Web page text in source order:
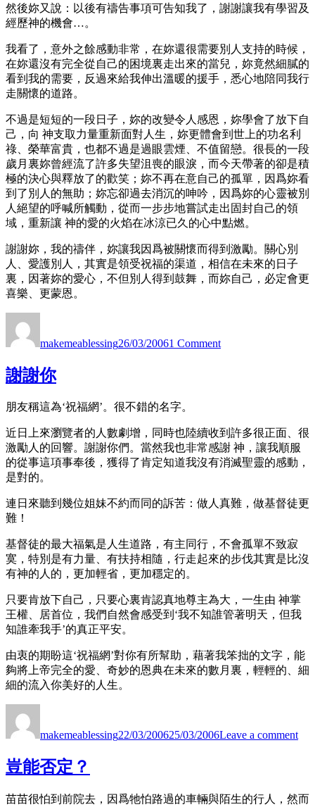
然後妳又說：以後有禱告事項可告知我了，謝謝讓我有學習及
經歷神的機會…。
我看了，意外之餘感動非常，在妳還很需要別人支持的時候，
在妳還沒有完全從自己的困境裏走出來的當兒，妳竟然細膩的
看到我的需要，反過來給我伸出溫暖的援手，悉心地陪同我行
走關懷的道路。
不過是短短的一段日子，妳的改變令人感恩，妳學會了放下自
己，向 神支取力量重新面對人生，妳更體會到世上的功名利
祿、榮華富貴，也都不過是過眼雲煙、不值留戀。很長的一段
歲月裏妳曾經流了許多失望沮喪的眼淚，而今天帶著的卻是積
極的決心與釋放了的歡笑；妳不再在意自己的孤單，因爲妳看
到了別人的無助；妳忘卻過去消沉的呻吟，因爲妳的心靈被別
人絕望的呼喊所觸動，從而一步步地嘗試走出固封自己的領
域，重新讓 神的愛的火焰在冰涼已久的心中點燃。
謝謝妳，我的禱伴，妳讓我因爲被關懷而得到激勵。關心別
人、愛護別人，其實是領受祝福的渠道，相信在未來的日子
裏，因著妳的愛心，不但別人得到鼓舞，而妳自己，必定會更
喜樂、更蒙恩。
makemeablessing26/03/20061 Comment伴
謝謝你
朋友稱這為‘祝福網’。很不錯的名字。
近日上來瀏覽者的人數劇增，同時也陸續收到許多很正面、很
激勵人的回響。謝謝你們。當然我也非常感謝 神，讓我順服
的從事這項事奉後，獲得了肯定知道我沒有消滅聖靈的感動，
是對的。
連日來聽到幾位姐妹不約而同的訴苦：做人真難，做基督徒更
難！
基督徒的最大福氣是人生道路，有主同行，不會孤單不致寂
寞，特別是有力量、有扶持相隨，行走起來的步伐其實是比沒
有神的人的，更加輕省，更加穩定的。
只要肯放下自己，只要心裏肯認真地尊主為大，一生由 神掌
王權、居首位，我們自然會感受到‘我不知誰管著明天，但我
知誰牽我手’的真正平安。
由衷的期盼這‘祝福網’對你有所幫助，藉著我笨拙的文字，能
夠將上帝完全的愛、奇妙的恩典在未來的數月裏，輕輕的、細
細的流入你美好的人生。
makemeablessing22/03/200625/03/2006Leave a comment謝
豈能否定？
苗苗很怕到前院去，因爲牠怕路過的車輛與陌生的行人，然而